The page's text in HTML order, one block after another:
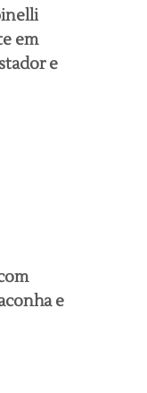
em
e
e